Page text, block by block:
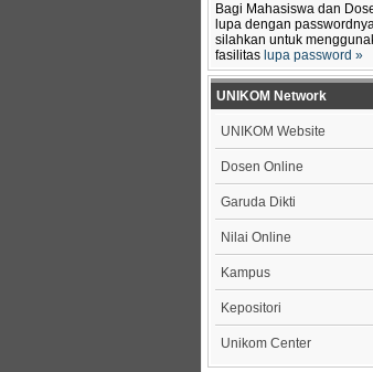
Bagi Mahasiswa dan
lupa dengan
silahkan untuk
fasilitas lupa password »
UNIKOM Network
UNIKOM Website
Dosen Online
Garuda Dikti
Nilai Online
Kampus
Kepositori
Unikom Center